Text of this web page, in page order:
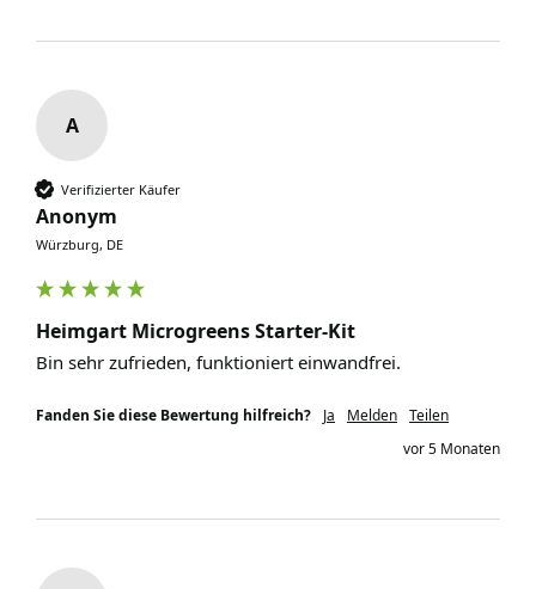
A
Verifizierter Käufer
Anonym
Würzburg, DE
Heimgart Microgreens Starter-Kit
Bin sehr zufrieden, funktioniert einwandfrei.
Fanden Sie diese Bewertung hilfreich? Ja Melden Teilen
vor 5 Monaten